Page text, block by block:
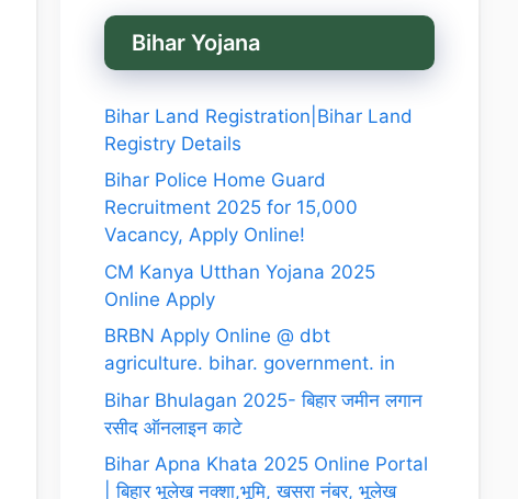
Bihar Yojana
Bihar Land Registration|Bihar Land
Registry Details
Bihar Police Home Guard
Recruitment 2025 for 15,000
Vacancy, Apply Online!
CM Kanya Utthan Yojana 2025
Online Apply
BRBN Apply Online @ dbt
agriculture. bihar. government. in
Bihar Bhulagan 2025- बिहार जमीन लगान
रसीद ऑनलाइन काटे
Bihar Apna Khata 2025 Online Portal
| बिहार भूलेख नक्शा,भूमि, खसरा नंबर, भूलेख